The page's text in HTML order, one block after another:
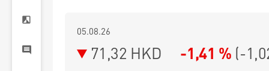
05.08.26
71,32 HKD -1,41 % (-